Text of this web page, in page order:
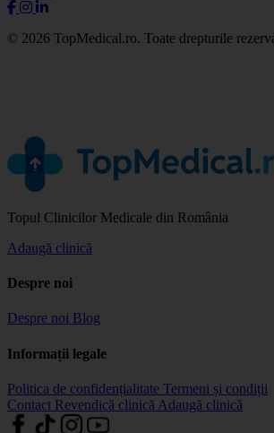
© 2026 TopMedical.ro. Toate drepturile
Topul Clinicilor Medicale din România
Adaugă clinică
Despre noi
Despre noi Blog
Informații legale
Politica de confidențialitate Termeni și condiții
Contact Revendică clinică Adaugă clinică